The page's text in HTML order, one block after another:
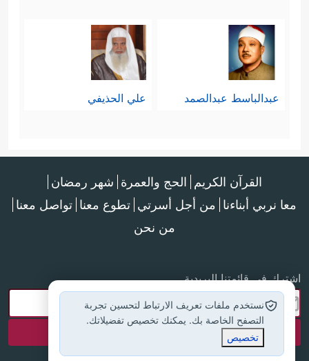
عبدالباسط عبدالصمد علي الحذيفي
القرآن الكريم الحج والعمرة شهر رمضان
معا نربي أبناءنا من أجل أسرتي تطوع معنا تواصل معنا
من نحن
اشترك في قائمتنا البريدية
نستخدم ملفات تعريف الارتباط لتحسين تجربة
التصفح الخاصة بك. يمكنك تخصيص تفضيلاتك.
تخصيص